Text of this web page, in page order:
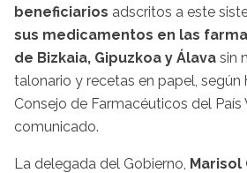
beneficiarios adscritos a este
sus medicamentos en las
de Bizkaia, Gipuzkoa y Álava sin
talonario y recetas en papel, según
Consejo de Farmacéuticos del País
comunicado.
La delegada del Gobierno, Marisol